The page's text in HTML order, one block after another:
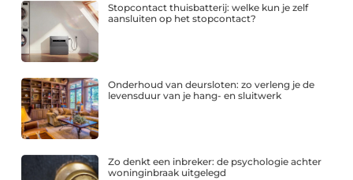
Stopcontact thuisbatterij: welke kun je zelf
aansluiten op het stopcontact?
Onderhoud van deursloten: zo verleng je de
levensduur van je hang- en sluitwerk
Zo denkt een inbreker: de psychologie achter
woninginbraak uitgelegd